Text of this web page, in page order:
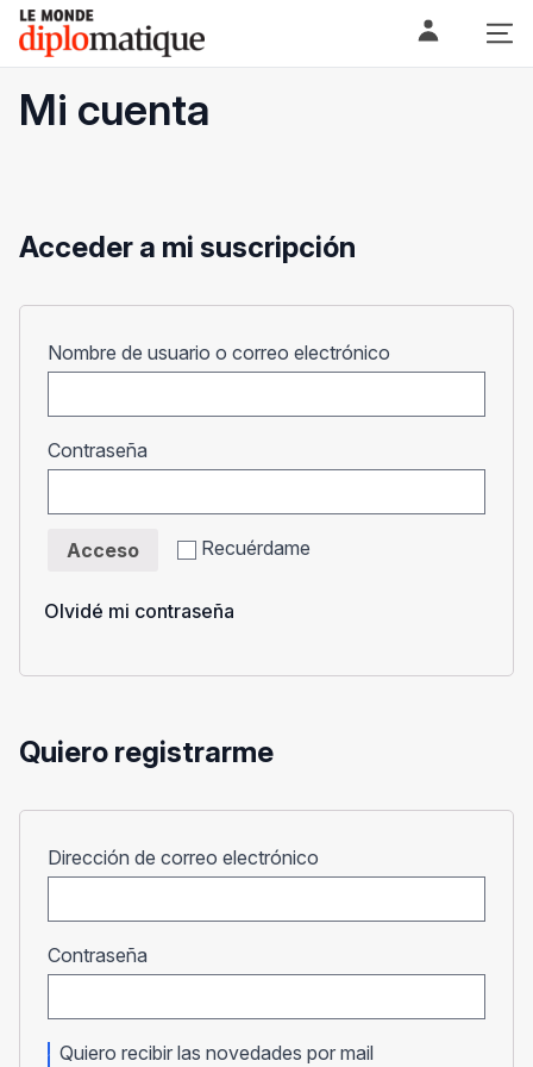
Skip
content
Le monde diplomatique
Mi cuenta
Acceder a mi suscripción
Nombre de usuario o correo electrónico
Contraseña
Recuérdame
Acceso
Olvidé mi contraseña
Quiero registrarme
Dirección de correo electrónico
Contraseña
Quiero recibir las novedades por mail